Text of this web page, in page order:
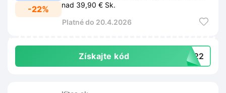
-22%
nad 39,90 € Sk.
Platné do 20.4.2026
Získajte kód US22